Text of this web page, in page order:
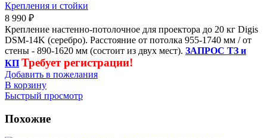
Крепления и стойки
8 990 ₽
Крепление настенно-потолочное для проектора до 20 кг Digis
DSM-14K (серебро). Расстояние от потолка 955-1740 мм / от
стены - 890-1620 мм (состоит из двух мест). ЗАПРОС ТЗ и
КП Требует регистрации!
Добавить в пожелания
В корзину
Быстрый просмотр
Похожие